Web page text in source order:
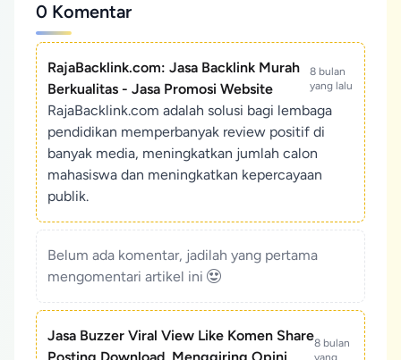
0 Komentar
RajaBacklink.com: Jasa Backlink Murah
Berkualitas - Jasa Promosi Website
8 bulan
yang lalu
RajaBacklink.com adalah solusi bagi lembaga
pendidikan memperbanyak review positif di
banyak media, meningkatkan jumlah calon
mahasiswa dan meningkatkan kepercayaan
publik.
Belum ada komentar, jadilah yang pertama
mengomentari artikel ini
Jasa Buzzer Viral View Like Komen Share8 bulan
yang